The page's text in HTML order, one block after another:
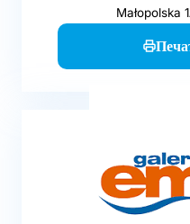
Małopolska